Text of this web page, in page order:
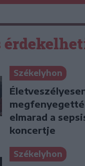
Székelyhon
elmarad a
koncertje
Székelyhon